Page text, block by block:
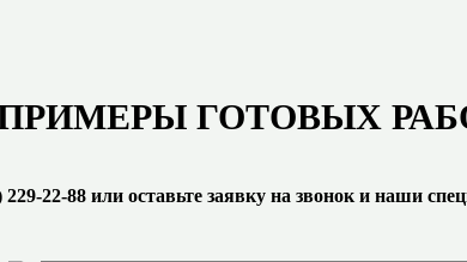
ГОТОВЫХ
22-88 или оставьте заявку на звонок и наши